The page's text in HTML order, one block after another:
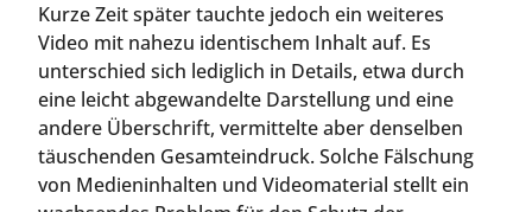
Kurze Zeit später tauchte jedoch ein weiteres
Video mit nahezu identischem Inhalt auf. Es
unterschied sich lediglich in Details, etwa durch
eine leicht abgewandelte Darstellung und eine
andere Überschrift, vermittelte aber denselben
täuschenden Gesamteindruck. Solche Fälschung
von Medieninhalten und Videomaterial stellt ein